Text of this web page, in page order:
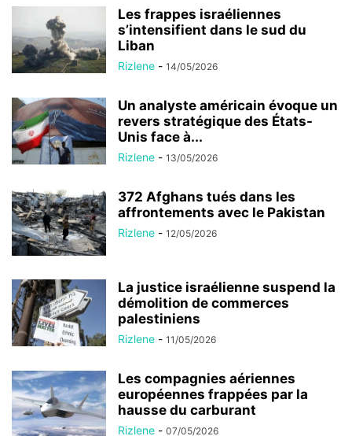
Les frappes israéliennes
s’intensifient dans le sud du
Liban
Rizlene - 14/05/2026
Un analyste américain évoque un
revers stratégique des États-
Unis face à...
Rizlene - 13/05/2026
372 Afghans tués dans les
affrontements avec le Pakistan
Rizlene - 12/05/2026
La justice israélienne suspend la
démolition de commerces
palestiniens
Rizlene - 11/05/2026
Les compagnies aériennes
européennes frappées par la
hausse du carburant
Rizlene - 07/05/2026